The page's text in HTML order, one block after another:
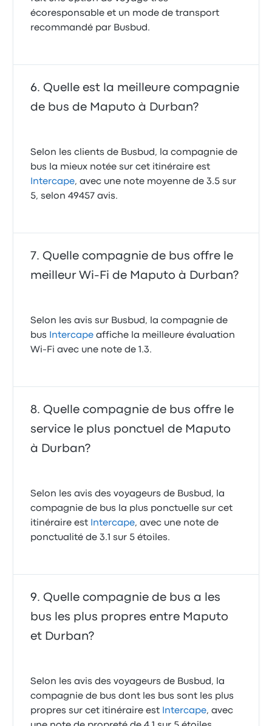
écoresponsable et un mode de transport
recommandé par Busbud.
Quelle est la meilleure compagnie
de bus de Maputo à Durban?
Selon les clients de Busbud, la compagnie de
bus la mieux notée sur cet itinéraire est
Intercape, avec une note moyenne de 3.5 sur
5, selon 49457 avis.
Quelle compagnie de bus offre le
meilleur Wi-Fi de Maputo à Durban?
Selon les avis sur Busbud, la compagnie de
bus
Intercape affiche la meilleure évaluation
Wi-Fi avec une note de 1.3.
Quelle compagnie de bus offre le
service le plus ponctuel de Maputo
à Durban?
Selon les avis des voyageurs de Busbud, la
compagnie de bus la plus ponctuelle sur cet
itinéraire est
Intercape, avec une note de
ponctualité de 3.1 sur 5 étoiles.
Quelle compagnie de bus a les
bus les plus propres entre Maputo
et Durban?
Selon les avis des voyageurs de Busbud, la
compagnie de bus dont les bus sont les plus
propres sur cet itinéraire est
Intercape, avec